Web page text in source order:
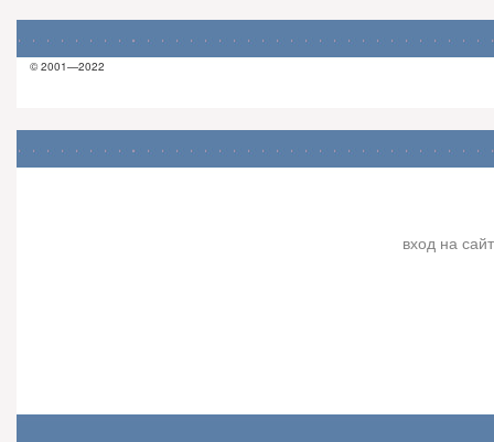
© 2001—2022
вход на сайт